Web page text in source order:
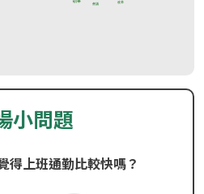
小問題
得上班通勤比較快嗎？